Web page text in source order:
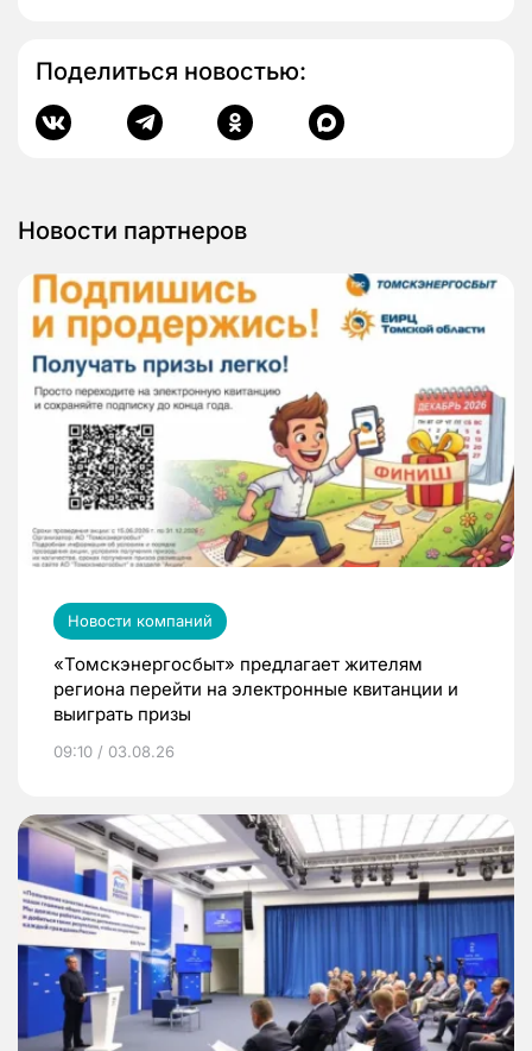
Поделиться новостью:
Новости партнеров
Новости компаний
«Томскэнергосбыт» предлагает жителям
региона перейти на электронные квитанции и
выиграть призы
09:10 / 03.08.26